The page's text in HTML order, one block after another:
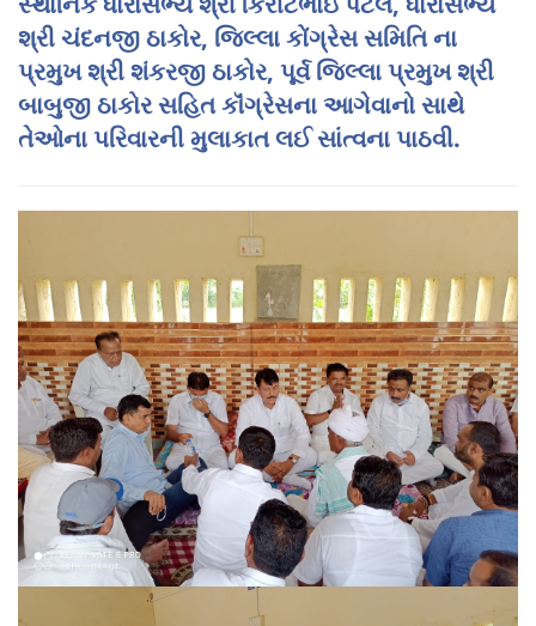
શ્રી ચંદનજી ઠાકોર, જિલ્લા કોંગ્રેસ સમિતિ ના
પ્રમુખ શ્રી શંકરજી ઠાકોર, પૂર્વ જિલ્લા પ્રમુખ શ્રી
બાબુજી ઠાકોર સહિત કૉંગ્રેસના આગેવાનો સાથે
તેઓના પરિવારની મુલાકાત લઈ સાંત્વના પાઠવી.